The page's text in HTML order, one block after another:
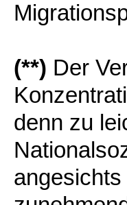
(**) Der
denn zu